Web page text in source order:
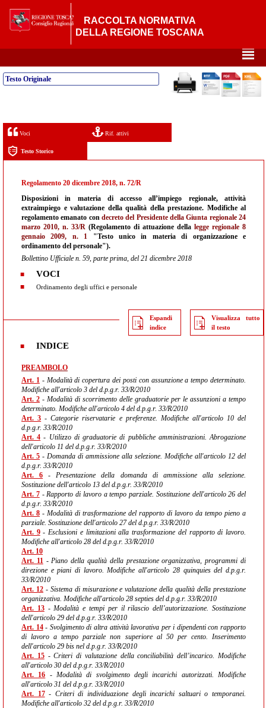
RACCOLTA NORMATIVA
DELLA REGIONE TOSCANA
²
Testo Originale
Voci Rif. attivi
Testo Storico
Regolamento 20 dicembre 2018, n. 72/R
Disposizioni in materia di accesso all’impiego regionale, attività
extraimpiego e valutazione della qualità della prestazione. Modifiche al
regolamento emanato con decreto del Presidente della Giunta regionale 24
marzo 2010, n. 33/R (Regolamento di attuazione della legge regionale 8
gennaio 2009, n. 1 "Testo unico in materia di organizzazione e
ordinamento del personale").
Bollettino Ufficiale n. 59, parte prima, del 21 dicembre 2018
VOCI
Ordinamento degli uffici e personale
Espandi
indice
Visualizza tutto
il testo
INDICE
PREAMBOLO
Art. 1- Modalità di copertura dei posti con assunzione a tempo determinato.
Modifiche all'articolo 3 del d.p.g.r. 33/R/2010
Art. 2 - Modalità di scorrimento delle graduatorie per le assunzioni a tempo
determinato. Modifiche all'articolo 4 del d.p.g.r. 33/R/2010
Art. 3 - Categorie riservatarie e preferenze. Modifiche all'articolo 10 del
d.p.g.r. 33/R/2010
Art. 4 - Utilizzo di graduatorie di pubbliche amministrazioni. Abrogazione
dell'articolo 11 del d.p.g.r. 33/R/2010
Art. 5 - Domanda di ammissione alla selezione. Modifiche all'articolo 12 del
d.p.g.r. 33/R/2010
Art. 6 - Presentazione della domanda di ammissione alla selezione.
Sostituzione dell'articolo 13 del d.p.g.r. 33/R/2010
Art. 7- Rapporto di lavoro a tempo parziale. Sostituzione dell'articolo 26 del
d.p.g.r. 33/R/2010
Art. 8 - Modalità di trasformazione del rapporto di lavoro da tempo pieno a
parziale. Sostituzione dell'articolo 27 del d.p.g.r. 33/R/2010
Art. 9- Esclusioni e limitazioni alla trasformazione del rapporto di lavoro.
Modifiche all'articolo 28 del d.p.g.r. 33/R/2010
Art. 10
Art. 11- Piano della qualità della prestazione organizzativa, programmi di
direzione e piani di lavoro. Modifiche all'articolo 28 quinquies del d.p.g.r.
33/R/2010
Art. 12- Sistema di misurazione e valutazione della qualità della prestazione
organizzativa. Modifiche all'articolo 28 septies del d.p.g.r. 33/R/2010
Art. 13- Modalità e tempi per il rilascio dell’autorizzazione. Sostituzione
dell'articolo 29 del d.p.g.r. 33/R/2010
Art. 14- Svolgimento di altra attività lavorativa per i dipendenti con rapporto
di lavoro a tempo parziale non superiore al 50 per cento. Inserimento
dell'articolo 29 bis nel d.p.g.r. 33/R/2010
Art. 15- Criteri di valutazione della conciliabilità dell’incarico. Modifiche
all'articolo 30 del d.p.g.r. 33/R/2010
Art. 16 - Modalità di svolgimento degli incarichi autorizzati. Modifiche
all'articolo 31 del d.p.g.r. 33/R/2010
Art. 17- Criteri di individuazione degli incarichi saltuari o temporanei.
Modifiche all'articolo 32 del d.p.g.r. 33/R/2010